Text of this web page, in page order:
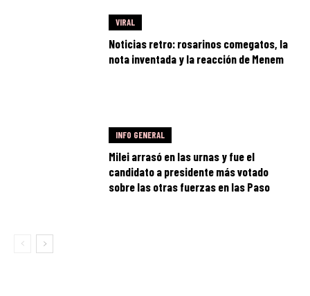
VIRAL
Noticias retro: rosarinos comegatos, la
nota inventada y la reacción de Menem
INFO GENERAL
Milei arrasó en las urnas y fue el
candidato a presidente más votado
sobre las otras fuerzas en las Paso